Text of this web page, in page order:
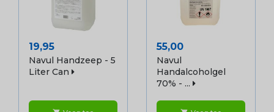
Prijs
19,95
Navul Handzeep - 5
Liter Can
Prijs
55,00
Navul
Handalcoholgel
70% - ...